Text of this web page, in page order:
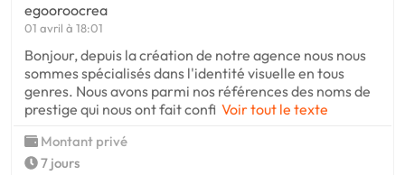
egooroocrea
01 avril à 18:01
Bonjour, depuis la création de notre agence nous nous
sommes spécialisés dans l'identité visuelle en tous
genres. Nous avons parmi nos références des noms de
prestige qui nous ont fait confi Voir tout le texte
Montant privé
7 jours